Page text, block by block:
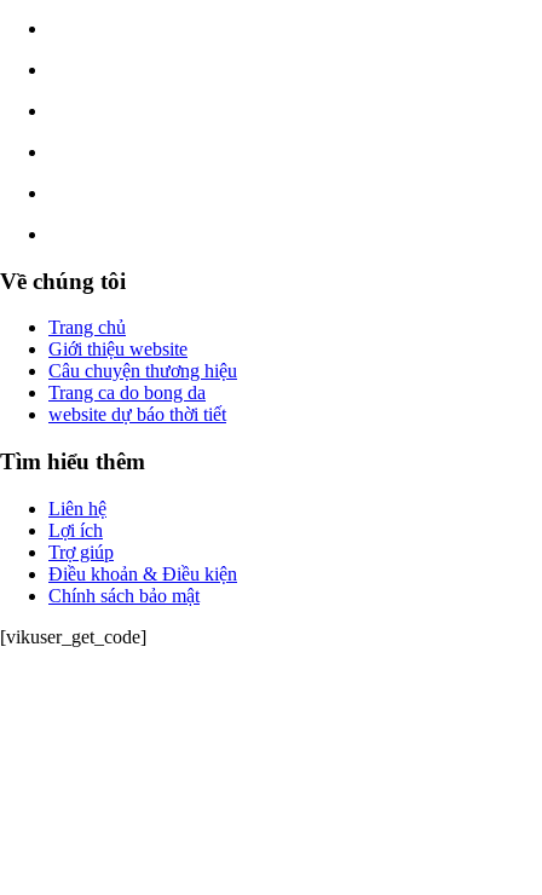
Về chúng tôi
Trang chủ
Giới thiệu website
Câu chuyện thương hiệu
Trang ca do bong da
website dự báo thời tiết
Tìm hiểu thêm
Liên hệ
Lợi ích
Trợ giúp
Điều khoản & Điều kiện
Chính sách bảo mật
[vikuser_get_code]